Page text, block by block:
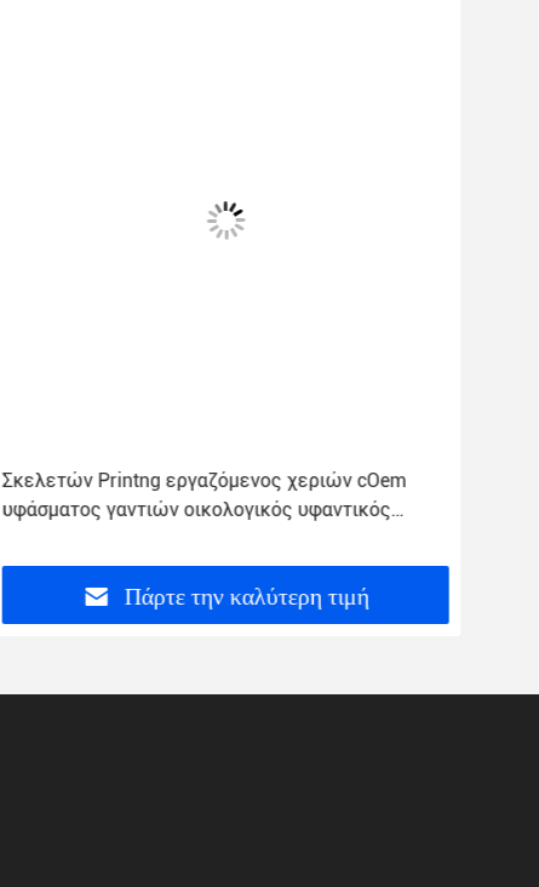
Σκελετών Printng εργαζόμενος χεριών cOem
υφάσματος γαντιών οικολογικός υφαντικός
Πάρτε την καλύτερη τιμή